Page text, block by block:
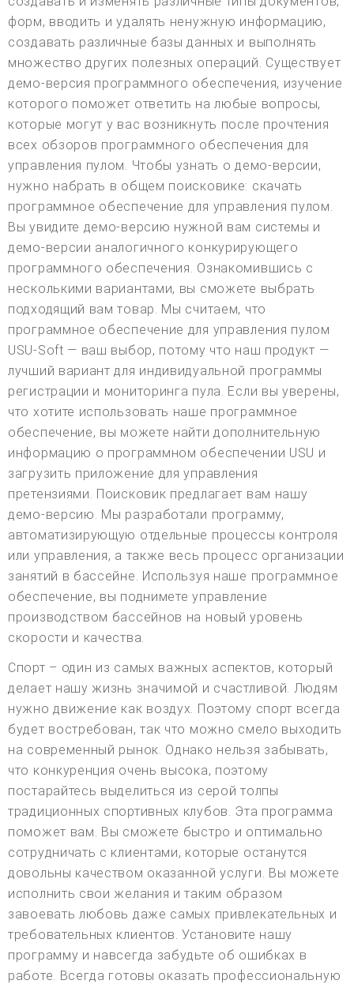
форм, вводить и удалять ненужную информацию,
создавать различные базы данных и выполнять
множество других полезных операций. Существует
демо-версия программного обеспечения, изучение
которого поможет ответить на любые вопросы,
которые могут у вас возникнуть после прочтения
всех обзоров программного обеспечения для
управления пулом. Чтобы узнать о демо-версии,
нужно набрать в общем поисковике: скачать
программное обеспечение для управления пулом.
Вы увидите демо-версию нужной вам системы и
демо-версии аналогичного конкурирующего
программного обеспечения. Ознакомившись с
несколькими вариантами, вы сможете выбрать
подходящий вам товар. Мы считаем, что
программное обеспечение для управления пулом
USU-Soft — ваш выбор, потому что наш продукт —
лучший вариант для индивидуальной программы
регистрации и мониторинга пула. Если вы уверены,
что хотите использовать наше программное
обеспечение, вы можете найти дополнительную
информацию о программном обеспечении USU и
загрузить приложение для управления
претензиями. Поисковик предлагает вам нашу
демо-версию. Мы разработали программу,
автоматизирующую отдельные процессы контроля
или управления, а также весь процесс организации
занятий в бассейне. Используя наше программное
обеспечение, вы поднимете управление
производством бассейнов на новый уровень
скорости и качества.
Спорт – один из самых важных аспектов, который
делает нашу жизнь значимой и счастливой. Людям
нужно движение как воздух. Поэтому спорт всегда
будет востребован, так что можно смело выходить
на современный рынок. Однако нельзя забывать,
что конкуренция очень высока, поэтому
постарайтесь выделиться из серой толпы
традиционных спортивных клубов. Эта программа
поможет вам. Вы сможете быстро и оптимально
сотрудничать с клиентами, которые останутся
довольны качеством оказанной услуги. Вы можете
исполнить свои желания и таким образом
завоевать любовь даже самых привлекательных и
требовательных клиентов. Установите нашу
программу и навсегда забудьте об ошибках в
работе. Всегда готовы оказать профессиональную